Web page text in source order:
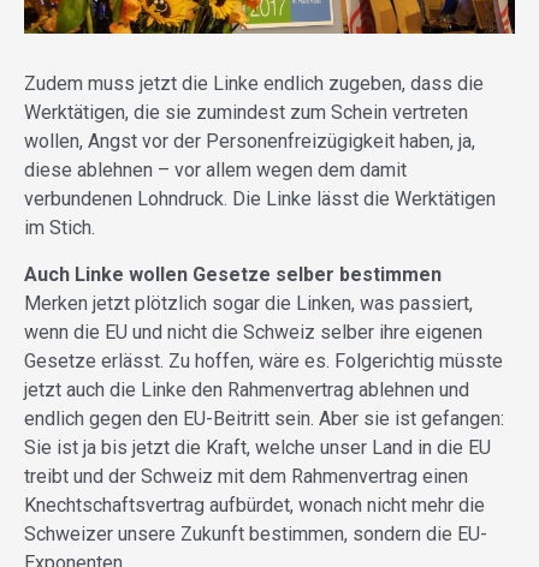
Zudem muss jetzt die Linke endlich zugeben, dass die
Werk­tätigen, die sie zumindest zum Schein vertreten
wollen, Angst vor der Personenfreizügigkeit haben, ja,
diese ablehnen – vor allem wegen dem damit
verbundenen Lohndruck. Die Linke lässt die Werk­tätigen
im Stich.
Auch Linke wollen Gesetze selber bestimmen
Merken jetzt plötzlich sogar die Linken, was passiert,
wenn die EU und nicht die Schweiz selber ihre eigenen
Gesetze erlässt. Zu hoffen, wäre es. Folgerichtig müsste
jetzt auch die Linke den Rahmenvertrag ablehnen und
endlich gegen den EU-Beitritt sein. Aber sie ist gefangen:
Sie ist ja bis jetzt die Kraft, welche unser Land in die EU
treibt und der Schweiz mit dem Rahmenvertrag einen
Knechtschafts­vertrag aufbürdet, wonach nicht mehr die
Schweizer unsere Zukunft bestimmen, sondern die EU-
Exponenten.